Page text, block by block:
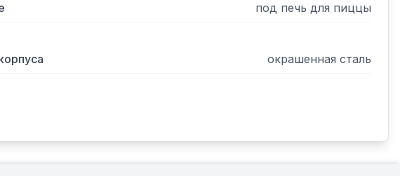
под печь для пиццы
окрашенная сталь